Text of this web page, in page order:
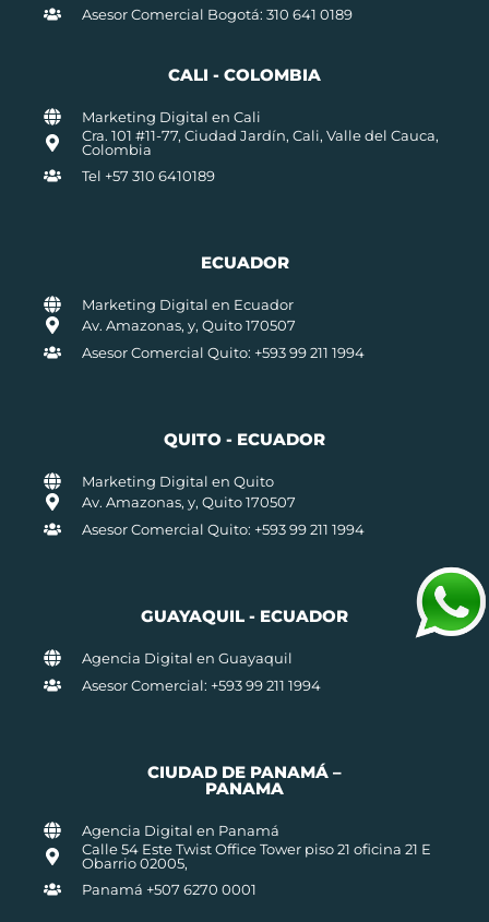
Asesor Comercial Bogotá: 310 641 0189
CALI - COLOMBIA
Marketing Digital en Cali
Cra. 101 #11-77, Ciudad Jardín, Cali, Valle del Cauca,
Colombia
Tel +57 310 6410189
ECUADOR
Marketing Digital en Ecuador
Av. Amazonas, y, Quito 170507
Asesor Comercial Quito: +593 99 211 1994
QUITO - ECUADOR
Marketing Digital en Quito
Av. Amazonas, y, Quito 170507
Asesor Comercial Quito: +593 99 211 1994
GUAYAQUIL - ECUADOR
Agencia Digital en Guayaquil
Asesor Comercial: +593 99 211 1994
CIUDAD DE PANAMÁ –
PANAMA
Agencia Digital en Panamá
Calle 54 Este Twist Office Tower piso 21 oficina 21 E
Obarrio 02005,
Panamá +507 6270 0001